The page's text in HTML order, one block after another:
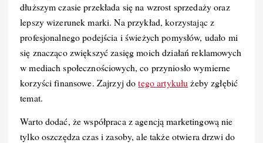
dłuższym czasie przekłada się na wzrost sprzedaży oraz
lepszy wizerunek marki. Na przykład, korzystając z
profesjonalnego podejścia i świeżych pomysłów, udało mi
się znacząco zwiększyć zasięg moich działań reklamowych
w mediach społecznościowych, co przyniosło wymierne
korzyści finansowe. Zajrzyj dotego artykułużeby zgłębić
temat.
Warto dodać, że współpraca z agencją marketingową nie
tylko oszczędza czas i zasoby, ale także otwiera drzwi do